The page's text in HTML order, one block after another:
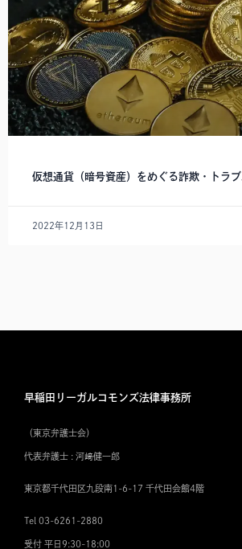
仮想通貨（暗号資産）をめぐる詐欺・トラ
2022年12月13日
早稲田リーガルコモンズ法律事務所
（東京弁護士会）
代表弁護士 : 河﨑健一郎
東京都千代田区九段南1-6-17 千代田会館4階
Tel 03-6261-2880
受付 平日9:30-18:00